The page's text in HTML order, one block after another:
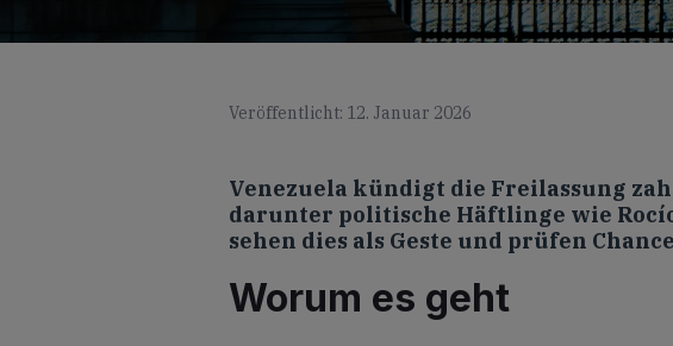
Veröffentlicht: 12. Januar 2026
Venezuela kündigt die Freilassung
darunter politische Häftlinge wie
sehen dies als Geste und prüfen
Worum es geht